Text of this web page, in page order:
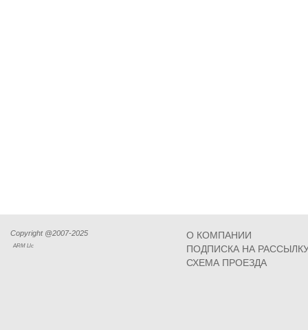
Copyright @2007-2025
ARM Llc
О КОМПАНИИ
ПОДПИСКА НА
СХЕМА ПРОЕЗДА